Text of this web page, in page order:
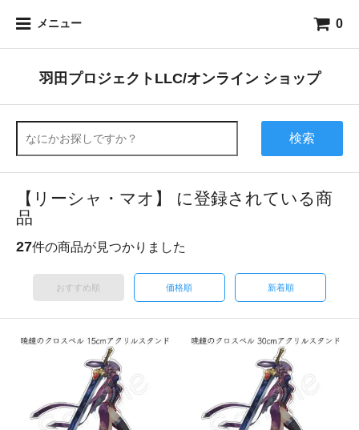
メニュー 0
羽田プロジェクトLLC/オンライン ショップ
検索
【リーシャ・マオ】 に登録されている商
品
27件の商品が見つかりました
おすすめ順 価格順 新着順